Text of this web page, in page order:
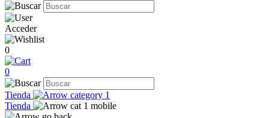
Acceder
0
0
Tienda
Tienda